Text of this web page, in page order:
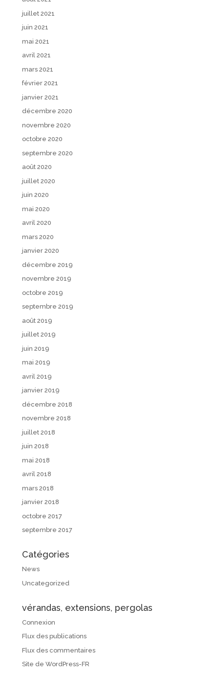
juillet 2021
juin 2021
mai 2021
avril 2021
mars 2021
février 2021
janvier 2021
décembre 2020
novembre 2020
octobre 2020
septembre 2020
août 2020
juillet 2020
juin 2020
mai 2020
avril 2020
mars 2020
janvier 2020
décembre 2019
novembre 2019
octobre 2019
septembre 2019
août 2019
juillet 2019
juin 2019
mai 2019
avril 2019
janvier 2019
décembre 2018
novembre 2018
juillet 2018
juin 2018
mai 2018
avril 2018
mars 2018
janvier 2018
octobre 2017
septembre 2017
Catégories
News
Uncategorized
vérandas, extensions, pergolas
Connexion
Flux des publications
Flux des commentaires
Site de WordPress-FR